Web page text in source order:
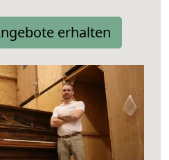
erhalten